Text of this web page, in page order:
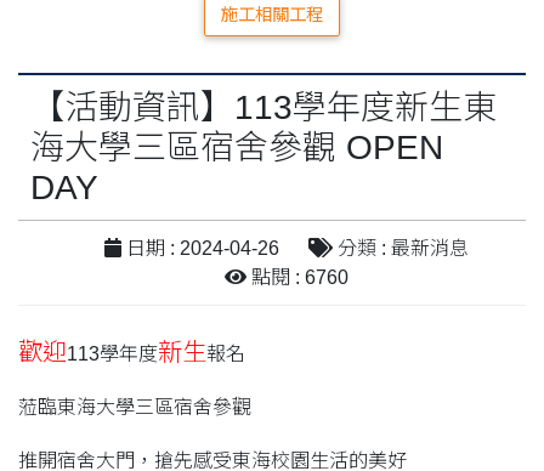
施工相關工程
【活動資訊】113學年度新生東
海大學三區宿舍參觀 OPEN
DAY
日期 : 2024-04-26
分類 : 最新消息
點閱 : 6760
歡迎113學年度新生報名
蒞臨東海大學三區宿舍參觀
推開宿舍大門，搶先感受東海校園生活的美好